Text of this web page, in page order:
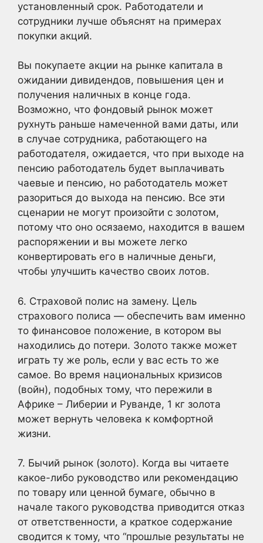
установленный срок. Работодатели и
сотрудники лучше объяснят на примерах
покупки акций.
Вы покупаете акции на рынке капитала в
ожидании дивидендов, повышения цен и
получения наличных в конце года.
Возможно, что фондовый рынок может
рухнуть раньше намеченной вами даты, или
в случае сотрудника, работающего на
работодателя, ожидается, что при выходе на
пенсию работодатель будет выплачивать
чаевые и пенсию, но работодатель может
разориться до выхода на пенсию. Все эти
сценарии не могут произойти с золотом,
потому что оно осязаемо, находится в вашем
распоряжении и вы можете легко
конвертировать его в наличные деньги,
чтобы улучшить качество своих лотов.
6. Страховой полис на замену. Цель
страхового полиса — обеспечить вам именно
то финансовое положение, в котором вы
находились до потери. Золото также может
играть ту же роль, если у вас есть то же
самое. Во время национальных кризисов
(войн), подобных тому, что пережили в
Африке – Либерии и Руванде, 1 кг золота
может вернуть человека к комфортной
жизни.
7. Бычий рынок (золото). Когда вы читаете
какое-либо руководство или рекомендацию
по товару или ценной бумаге, обычно в
начале такого руководства приводится отказ
от ответственности, а краткое содержание
сводится к тому, что “прошлые результаты не